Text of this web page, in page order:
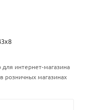
для интернет-магазина
розничных магазинах